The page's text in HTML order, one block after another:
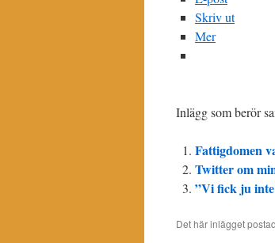
Skriv ut
Mer
Inlägg som berör
Fattigdomen
Twitter om
”Vi fick ju inte
Det här inlägget